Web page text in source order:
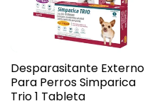
n
:
Desparasitante Externo
Para Perros Simparica
Trio 1 Tableta